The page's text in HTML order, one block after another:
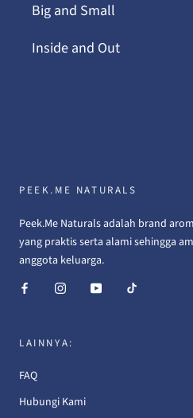
Big and Small
Inside and Out
PEEK.ME NATURALS
Peek.Me Naturals adalah brand
yang praktis serta alami sehingga
anggota keluarga.
LAINNYA:
FAQ
Hubungi Kami